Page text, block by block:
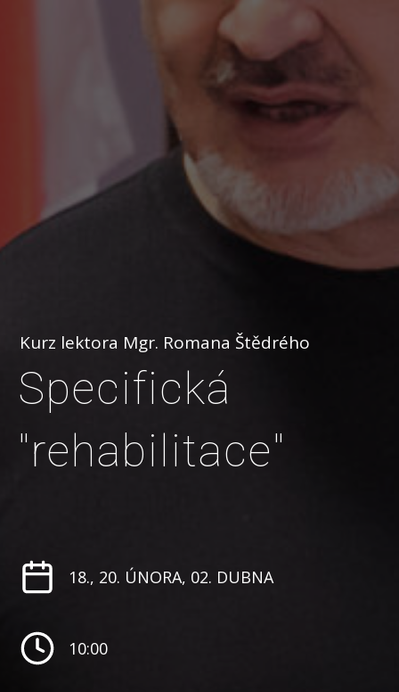
Kurz lektora Mgr. Romana Štědrého
Specifická
"rehabilitace"
18., 20. ÚNORA, 02. DUBNA
10:00